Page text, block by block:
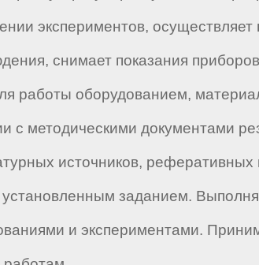
экспериментов,
снимает показания
работы оборудованием,
с методическими документами
источников,
установленным заданием.
и экспериментами.